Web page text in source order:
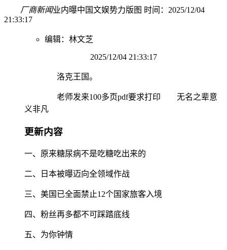
厂商新闻业内曝中国文娱势力版图 时间：2025/12/04
21:33:17
编辑：林文芝
2025/12/04 21:33:17
洛克王国。
老师发来100多页pdf要求打印 无名之辈意
义非凡
更新内容
一、原来糖尿病不是吃糖吃出来的
二、日本被曝迈向全领域作战
三、美国已全面禁止12个国家旅客入境
四、粉丝再多都不可踩踏底线
五、为你钟情